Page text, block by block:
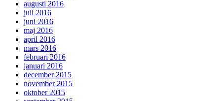
augusti 2016
juli 2016
juni 2016
maj 2016
april 2016
mars 2016
februari 2016
januari 2016
december 2015
november 2015
oktober 2015